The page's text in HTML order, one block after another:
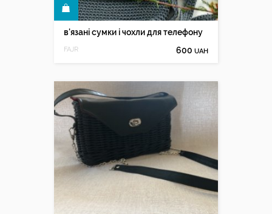
в'язані сумки і чохли для телефону
FAJR 600 UAH